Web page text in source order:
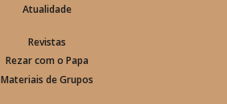
Atualidade
Revistas
Rezar com o Papa
Materiais de Grupos